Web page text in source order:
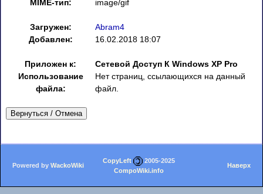
MIME-тип:
image/gif
Загружен:
Abram4
Добавлен:
16.02.2018 18:07
Приложен к:
Сетевой Доступ К Windows XP Pro
Использование
файла:
Нет страниц, ссылающихся на данный
файл.
Вернуться / Отмена
Powered by WackoWiki
CopyLeft
2005-2025
CompoWiki.info
Наверх